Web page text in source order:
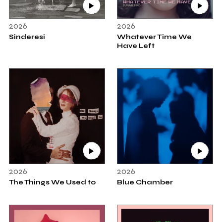
2026
Sinderesi
2026
Whatever Time We
Have Left
2026
The Things We Used to
2026
Blue Chamber